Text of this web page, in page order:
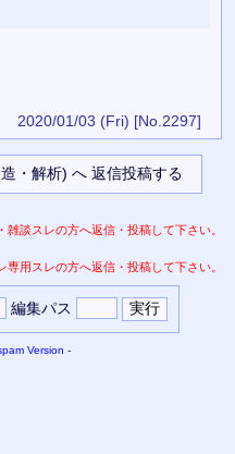
2020/01/03 (Fri) [No.2297]
談スレの方へ返信・投稿して下さい。
用スレの方へ返信・投稿して下さい。
編集パス
Version -